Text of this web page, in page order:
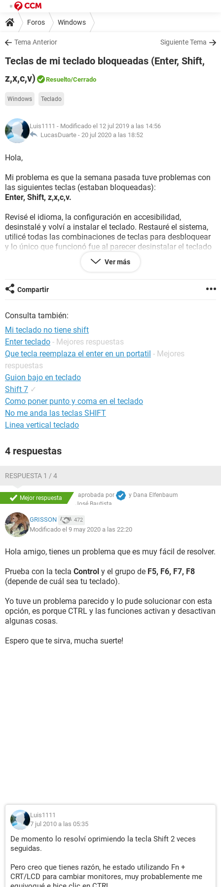
Foros Windows
Tema Anterior Siguiente Tema
Teclas de mi teclado bloqueadas (Enter, Shift,
z,x,c,v)
Resuelto/Cerrado
Windows Teclado
Luis1111 - Modificado el 12 jul 2019 a las 14:56
LucasDuarte - 20 jul 2020 a las 18:52
Hola,
Mi problema es que la semana pasada tuve problemas con
las siguientes teclas (estaban bloqueadas):
Enter, Shift, z,x,c,v.
Revisé el idioma, la configuración en accesibilidad,
desinstalé y volví a instalar el teclado. Restauré el sistema,
utilicé todas las combinaciones de teclas para desbloquear
y lo único que funcionó fue al parecer desinstalar el teclado
y entrar en modo seguro.
resolverlo con lo que ya había hecho la semana pasada.
recomendar hacer?
Muchas gracias
Configuración:Windows Vista / Mozilla Firefox
Ver más
Compartir
Consulta también:
Mi teclado no tiene shift
Enter teclado - Mejores respuestas
Que tecla reemplaza el enter en un portatil - Mejores
respuestas
Guion bajo en teclado
Shift 7 ✓
Como poner punto y coma en el teclado
No me anda las teclas SHIFT
Linea vertical teclado
4 respuestas
RESPUESTA 1 / 4
Mejor respuesta
aprobada por
José Bautista
y Dana Elfenbaum
GRISSON 472
Modificado el 9 may 2020 a las 22:20
Hola amigo, tienes un problema que es muy fácil de resolver.
Prueba con la tecla Control y el grupo de F5, F6, F7, F8
(depende de cuál sea tu teclado).
Yo tuve un problema parecido y lo pude solucionar con esta
opción, es porque CTRL y las funciones activan y desactivan
algunas cosas.
Espero que te sirva, mucha suerte!
Luis1111
7 jul 2010 a las 05:35
De momento lo resolví oprimiendo la tecla Shift 2 veces
seguidas.
Pero creo que tienes razón, he estado utilizando Fn +
CRT/LCD para cambiar monitores, muy probablemente me